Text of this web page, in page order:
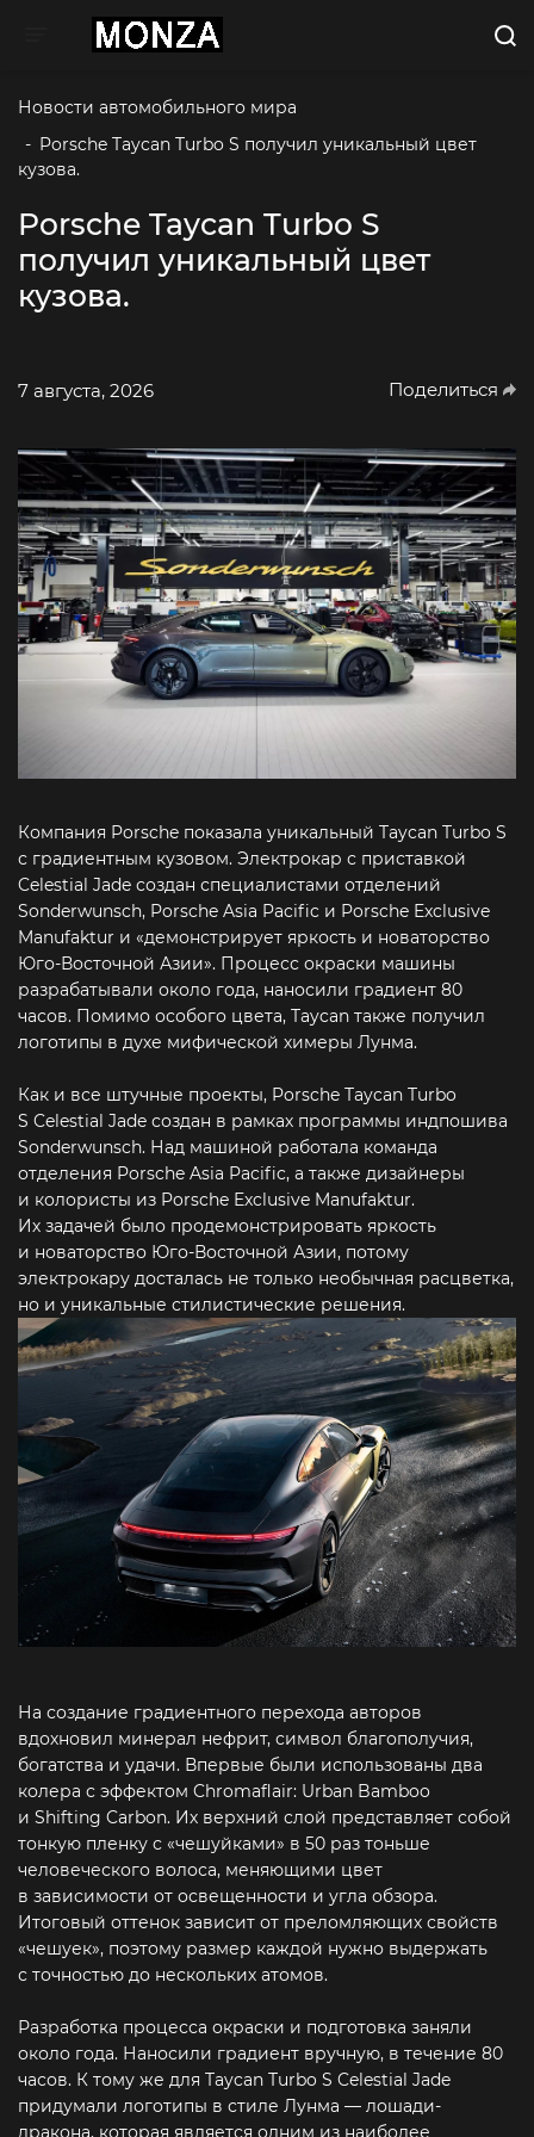
Toggle navigation
Новости автомобильного мира
- Porsche Taycan Turbo S получил уникальный цвет
кузова.
Porsche Taycan Turbo S
получил уникальный цвет
кузова.
7 августа, 2026 Поделиться
Компания Porsche показала уникальный Taycan Turbo S
с градиентным кузовом. Электрокар с приставкой
Celestial Jade создан специалистами отделений
Sonderwunsch, Porsche Asia Pacific и Porsche Exclusive
Manufaktur и «демонстрирует яркость и новаторство
Юго-Восточной Азии». Процесс окраски машины
разрабатывали около года, наносили градиент 80
часов. Помимо особого цвета, Taycan также получил
логотипы в духе мифической химеры Лунма.
Как и все штучные проекты, Porsche Taycan Turbo
S Celestial Jade создан в рамках программы индпошива
Sonderwunsch. Над машиной работала команда
отделения Porsche Asia Pacific, а также дизайнеры
и колористы из Porsche Exclusive Manufaktur.
Их задачей было продемонстрировать яркость
и новаторство Юго-Восточной Азии, потому
электрокару досталась не только необычная расцветка,
но и уникальные стилистические решения.
На создание градиентного перехода авторов
вдохновил минерал нефрит, символ благополучия,
богатства и удачи. Впервые были использованы два
колера с эффектом Chromaflair: Urban Bamboo
и Shifting Carbon. Их верхний слой представляет собой
тонкую пленку с «чешуйками» в 50 раз тоньше
человеческого волоса, меняющими цвет
в зависимости от освещенности и угла обзора.
Итоговый оттенок зависит от преломляющих свойств
«чешуек», поэтому размер каждой нужно выдержать
с точностью до нескольких атомов.
Разработка процесса окраски и подготовка заняли
около года. Наносили градиент вручную, в течение 80
часов. К тому же для Taycan Turbo S Celestial Jade
придумали логотипы в стиле Лунма — лошади-
дракона, которая является одним из наиболее